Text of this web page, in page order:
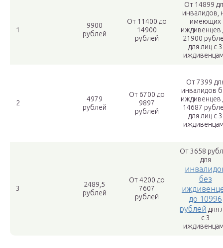
1
9900
рублей
От 11400 до
14900
рублей
От 14899
инвалидов,
имеющих
иждивенцев
21900
для лиц с 3
2
4979
рублей
От 6700 до
9897
рублей
От 7399
инвалидов
иждивенцев
14687
для лиц с 3
3
2489,5
рублей
От 4200 до
7607
рублей
От 3658
для
без
до 10996
рублей для
с 3